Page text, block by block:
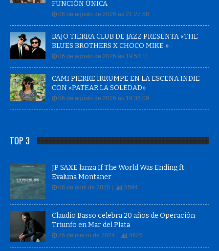
FUNCIÓN ÚNICA
06 de agosto de 2026 às 21:27:58
BAJO TIERRA CLUB DE JAZZ PRESENTA «THE
BLUES BROTHERS X CHOCO MIKE »
06 de agosto de 2026 às 19:53:11
CAMI PIERRE IRRUMPE EN LA ESCENA INDIE
CON «PATEAR LA SOLEDAD»
06 de agosto de 2026 às 19:36:09
TOP 3
JP SAXE lanza If The World Was Ending ft.
Evaluna Montaner
08 de abril de 2020 | 5594
Claudio Basso celebra 20 años de Operación
Triunfo en Mar del Plata
26 de marzo de 2024 | 4626